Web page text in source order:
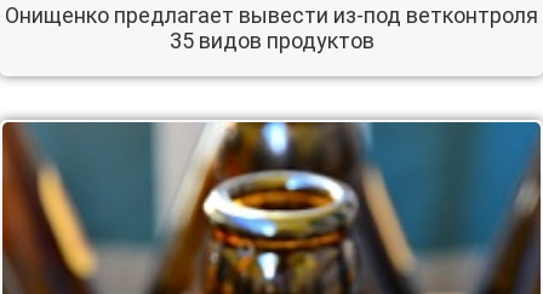
Онищенко предлагает вывести из-под ветконтроля
35 видов продуктов